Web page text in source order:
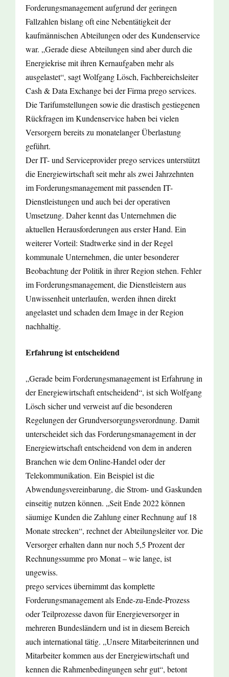
Forderungsmanagement aufgrund der geringen
Fallzahlen bislang oft eine Nebentätigkeit der
kaufmännischen Abteilungen oder des Kundenservice
war. „Gerade diese Abteilungen sind aber durch die
Energiekrise mit ihren Kernaufgaben mehr als
ausgelastet“, sagt Wolfgang Lösch, Fachbereichsleiter
Cash & Data Exchange bei der Firma prego services.
Die Tarifumstellungen sowie die drastisch gestiegenen
Rückfragen im Kundenservice haben bei vielen
Versorgern bereits zu monatelanger Überlastung
geführt.
Der IT- und Serviceprovider prego services unterstützt
die Energiewirtschaft seit mehr als zwei Jahrzehnten
im Forderungsmanagement mit passenden IT-
Dienstleistungen und auch bei der operativen
Umsetzung. Daher kennt das Unternehmen die
aktuellen Herausforderungen aus erster Hand. Ein
weiterer Vorteil: Stadtwerke sind in der Regel
kommunale Unternehmen, die unter besonderer
Beobachtung der Politik in ihrer Region stehen. Fehler
im Forderungsmanagement, die Dienstleistern aus
Unwissenheit unterlaufen, werden ihnen direkt
angelastet und schaden dem Image in der Region
nachhaltig.
Erfahrung ist entscheidend
„Gerade beim Forderungsmanagement ist Erfahrung in
der Energiewirtschaft entscheidend“, ist sich Wolfgang
Lösch sicher und verweist auf die besonderen
Regelungen der Grundversorgungsverordnung. Damit
unterscheidet sich das Forderungsmanagement in der
Energiewirtschaft entscheidend von dem in anderen
Branchen wie dem Online-Handel oder der
Telekommunikation. Ein Beispiel ist die
Abwendungsvereinbarung, die Strom- und Gaskunden
einseitig nutzen können. „Seit Ende 2022 können
säumige Kunden die Zahlung einer Rechnung auf 18
Monate strecken“, rechnet der Abteilungsleiter vor. Die
Versorger erhalten dann nur noch 5,5 Prozent der
Rechnungssumme pro Monat – wie lange, ist
ungewiss.
prego services übernimmt das komplette
Forderungsmanagement als Ende-zu-Ende-Prozess
oder Teilprozesse davon für Energieversorger in
mehreren Bundesländern und ist in diesem Bereich
auch international tätig. „Unsere Mitarbeiterinnen und
Mitarbeiter kommen aus der Energiewirtschaft und
kennen die Rahmenbedingungen sehr gut“, betont